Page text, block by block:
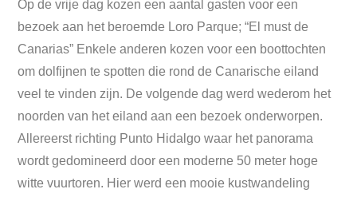
Op de vrije dag kozen een aantal gasten voor een
bezoek aan het beroemde Loro Parque; “El must de
Canarias” Enkele anderen kozen voor een boottochten
om dolfijnen te spotten die rond de Canarische eiland
veel te vinden zijn. De volgende dag werd wederom het
noorden van het eiland aan een bezoek onderworpen.
Allereerst richting Punto Hidalgo waar het panorama
wordt gedomineerd door een moderne 50 meter hoge
witte vuurtoren. Hier werd een mooie kustwandeling